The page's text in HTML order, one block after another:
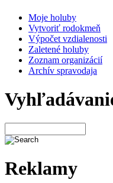
Moje holuby
Vytvoriť rodokmeň
Výpočet vzdialenosti
Zaletené holuby
Zoznam organizácií
Archív spravodaja
Reklamy